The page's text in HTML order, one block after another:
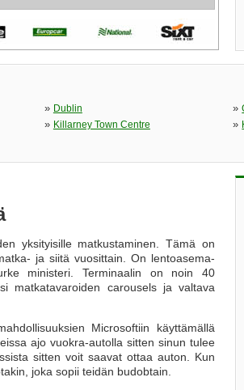
» Dublin »
» Killarney Town Centre »
yksityisille matkustaminen. Tämä on
ja siitä vuosittain. On lentoasema-
ministeri. Terminaalin on noin 40
matkatavaroiden carousels ja valtava
Microsoftiin käyttämällä
ajo vuokra-autolla sitten sinun tulee
sitten voit saavat ottaa auton. Kun
joka sopii teidän budobtain.